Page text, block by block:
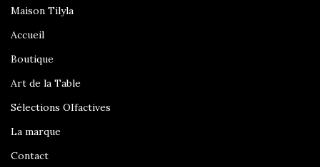
Maison Tilyla
Accueil
Boutique
Art de la Table
Sélections OIfactives
La marque
Contact